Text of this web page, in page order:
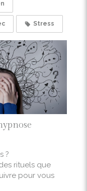
Stress
?
rituels que
pour vous